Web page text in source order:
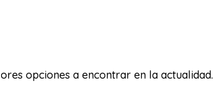
opciones a encontrar en la actualidad.